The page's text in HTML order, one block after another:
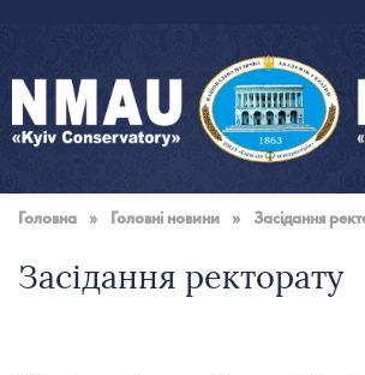
музична
України
Головна » Головні новини » Засідання
Засідання ректорату